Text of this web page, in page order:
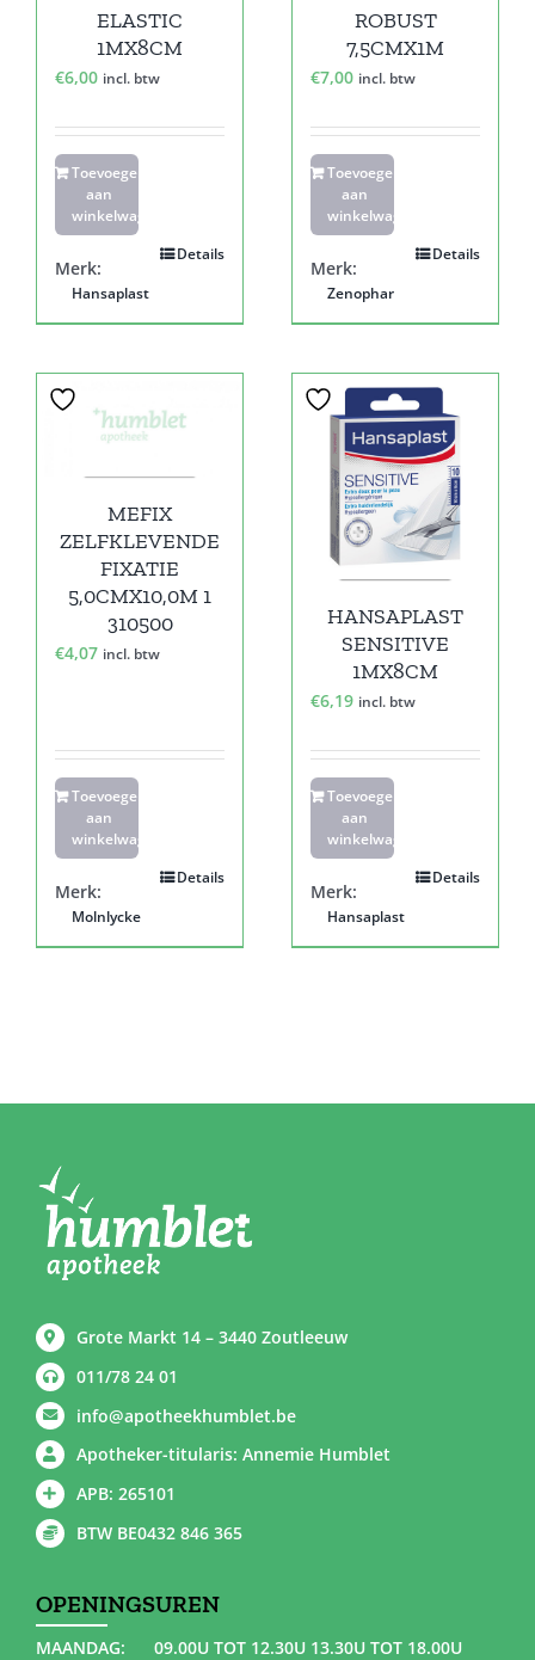
ELASTIC
1MX8CM
€6,00 incl. btw
Toevoegen
aan
winkelwagen
Details
Merk:
Hansaplast
ROBUST
7,5CMX1M
€7,00 incl. btw
Toevoegen
aan
winkelwagen
Details
Merk:
Zenophar
MEFIX
ZELFKLEVENDE
FIXATIE
5,0CMX10,0M 1
310500
€4,07 incl. btw
Toevoegen
aan
winkelwagen
Details
Merk:
Molnlycke
HANSAPLAST
SENSITIVE
1MX8CM
€6,19 incl. btw
Toevoegen
aan
winkelwagen
Details
Merk:
Hansaplast
Grote Markt 14 – 3440 Zoutleeuw
011/78 24 01
info@apotheekhumblet.be
Apotheker-titularis: Annemie Humblet
APB: 265101
BTW BE0432 846 365
OPENINGSUREN
MAANDAG:
09.00U TOT 12.30U 13.30U TOT 18.00U